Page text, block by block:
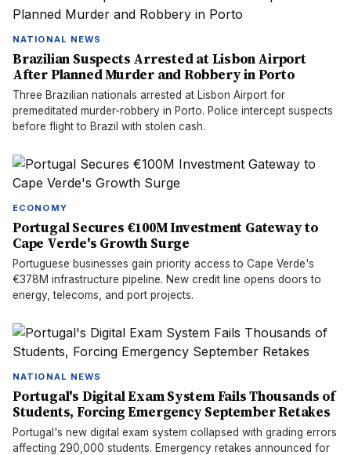
NATIONAL NEWS
Brazilian Suspects Arrested at Lisbon Airport
After Planned Murder and Robbery in Porto
Three Brazilian nationals arrested at Lisbon Airport for
premeditated murder-robbery in Porto. Police intercept suspects
before flight to Brazil with stolen cash.
ECONOMY
Portugal Secures €100M Investment Gateway to
Cape Verde's Growth Surge
Portuguese businesses gain priority access to Cape Verde's
€378M infrastructure pipeline. New credit line opens doors to
energy, telecoms, and port projects.
NATIONAL NEWS
Portugal's Digital Exam System Fails Thousands of
Students, Forcing Emergency September Retakes
Portugal's new digital exam system collapsed with grading errors
affecting 290,000 students. Emergency retakes announced for